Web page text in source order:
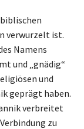
verwurzelt ist.
Namens
und „gnädig“
und
geprägt haben.
verbreitet
zu